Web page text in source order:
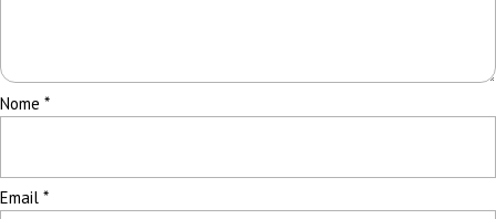
Nome *
Email *